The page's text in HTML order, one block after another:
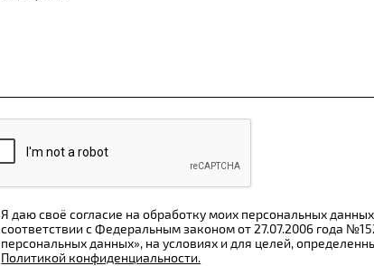
Я даю своё согласие на обработку моих персональных
соответствии с Федеральным законом от 27.07.2006 года
персональных данных», на условиях и для целей,
Политикой конфиденциальности.